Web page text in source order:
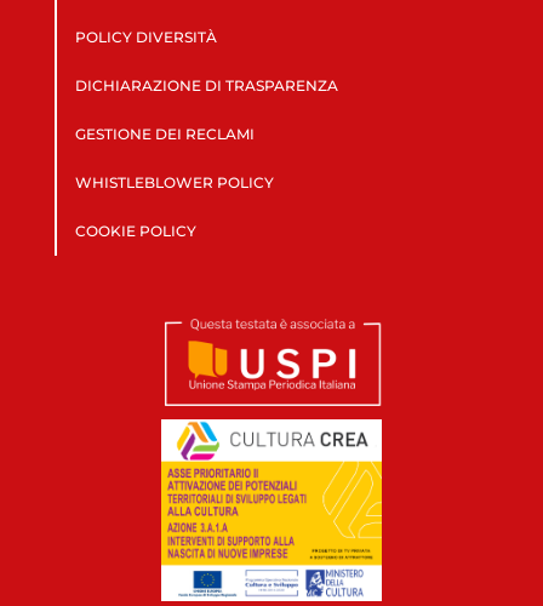
POLICY DIVERSITÀ
DICHIARAZIONE DI TRASPARENZA
GESTIONE DEI RECLAMI
WHISTLEBLOWER POLICY
COOKIE POLICY